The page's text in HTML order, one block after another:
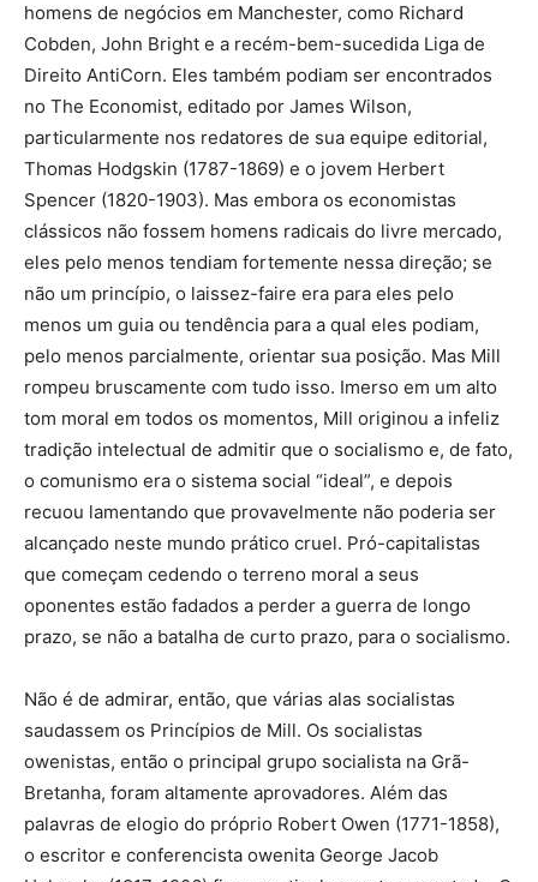
homens de negócios em Manchester, como Richard
Cobden, John Bright e a recém-bem-sucedida Liga de
Direito AntiCorn. Eles também podiam ser encontrados
no The Economist, editado por James Wilson,
particularmente nos redatores de sua equipe editorial,
Thomas Hodgskin (1787-1869) e o jovem Herbert
Spencer (1820-1903). Mas embora os economistas
clássicos não fossem homens radicais do livre mercado,
eles pelo menos tendiam fortemente nessa direção; se
não um princípio, o laissez-faire era para eles pelo
menos um guia ou tendência para a qual eles podiam,
pelo menos parcialmente, orientar sua posição. Mas Mill
rompeu bruscamente com tudo isso. Imerso em um alto
tom moral em todos os momentos, Mill originou a infeliz
tradição intelectual de admitir que o socialismo e, de fato,
o comunismo era o sistema social “ideal”, e depois
recuou lamentando que provavelmente não poderia ser
alcançado neste mundo prático cruel. Pró-capitalistas
que começam cedendo o terreno moral a seus
oponentes estão fadados a perder a guerra de longo
prazo, se não a batalha de curto prazo, para o socialismo.
Não é de admirar, então, que várias alas socialistas
saudassem os Princípios de Mill. Os socialistas
owenistas, então o principal grupo socialista na Grã-
Bretanha, foram altamente aprovadores. Além das
palavras de elogio do próprio Robert Owen (1771-1858),
o escritor e conferencista owenita George Jacob